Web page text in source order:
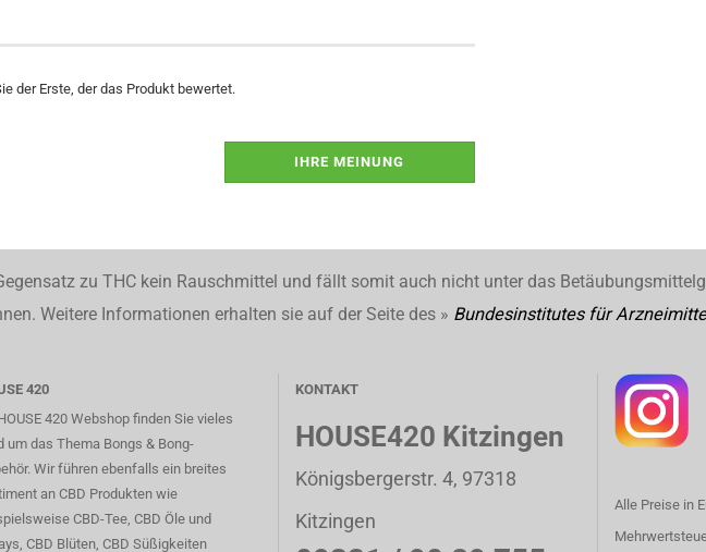
der Erste, der das Produkt bewertet.
IHRE MEINUNG
zu THC kein Rauschmittel und fällt somit auch nicht unter das
Weitere Informationen erhalten sie auf der Seite des » Bundesinstitutes für
420
420 Webshop finden Sie vieles
um das Thema Bongs & Bong-
Wir führen ebenfalls ein breites
an CBD Produkten wie
CBD-Tee, CBD Öle und
CBD Blüten, CBD Süßigkeiten
KONTAKT
HOUSE420 Kitzingen
Königsbergerstr. 4, 97318
Kitzingen
Alle Preise in